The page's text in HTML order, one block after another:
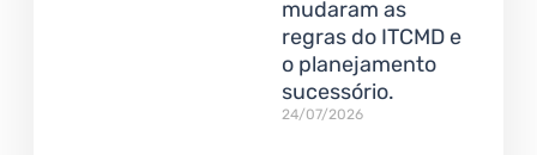
mudaram as
regras do ITCMD e
o planejamento
sucessório.
24/07/2026